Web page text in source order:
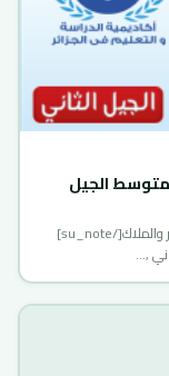
متوسط الجيل
[su_note note_color=”#53defb”]تحضير نص السكير والملاك[/su_note]
,…